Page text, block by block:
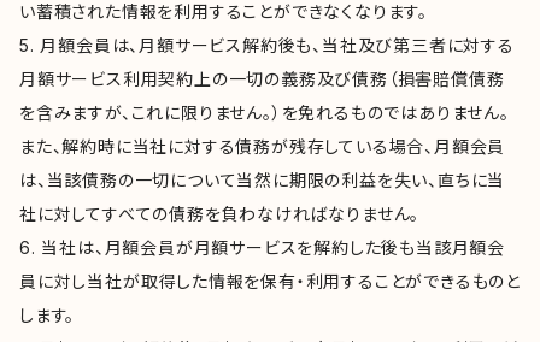
い蓄積された情報を利用することができなくなります。
5. 月額会員は、月額サービス解約後も、当社及び第三者に対する
月額サービス利用契約上の一切の義務及び債務（損害賠償債務
を含みますが、これに限りません。）を免れるものではありません。
また、解約時に当社に対する債務が残存している場合、月額会員
は、当該債務の一切について当然に期限の利益を失い、直ちに当
社に対してすべての債務を負わなければなりません。
6. 当社は、月額会員が月額サービスを解約した後も当該月額会
員に対し当社が取得した情報を保有・利用することができるものと
します。